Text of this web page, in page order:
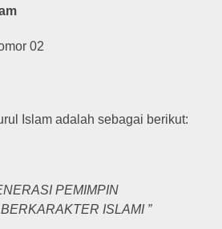
02
Islam adalah sebagai berikut:
PEMIMPIN
ISLAMI ”